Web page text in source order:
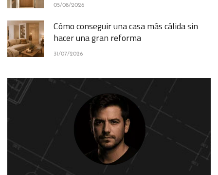
05/08/2026
Cómo conseguir una casa más cálida sin
hacer una gran reforma
31/07/2026